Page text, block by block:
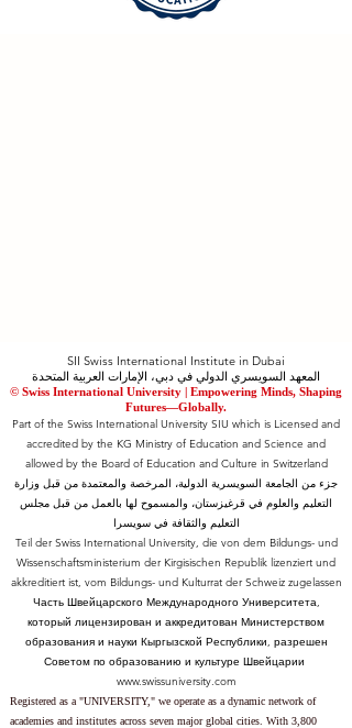
SII Swiss International Institute in Dubai
المعهد السويسري الدولي في دبي، الإمارات العربية المتحدة
© Swiss International University | ​Empowering Minds, Shaping
Futures—Globally.
Part of the Swiss International University SIU which is Licensed and
accredited by the KG Ministry of Education and Science and
allowed by the Board of Education and Culture in Switzerland
جزء من الجامعة السويسرية الدولية، المرخصة والمعتمدة من قبل وزارة
التعليم والعلوم في قرغيزستان، والمسموح لها بالعمل من قبل مجلس
التعليم والثقافة في سويسرا
Teil der Swiss International University, die von dem Bildungs- und
Wissenschaftsministerium der Kirgisischen Republik lizenziert und
akkreditiert ist, vom Bildungs- und Kulturrat der Schweiz zugelassen
Часть Швейцарского Международного Университета,
который лицензирован и аккредитован Министерством
образования и науки Кыргызской Республики, разрешен
Советом по образованию и культуре Швейцарии
www.swissuniversity.com
Registered as a "UNIVERSITY," we operate as a dynamic network of
academies and institutes across seven major global cities. With 3,800